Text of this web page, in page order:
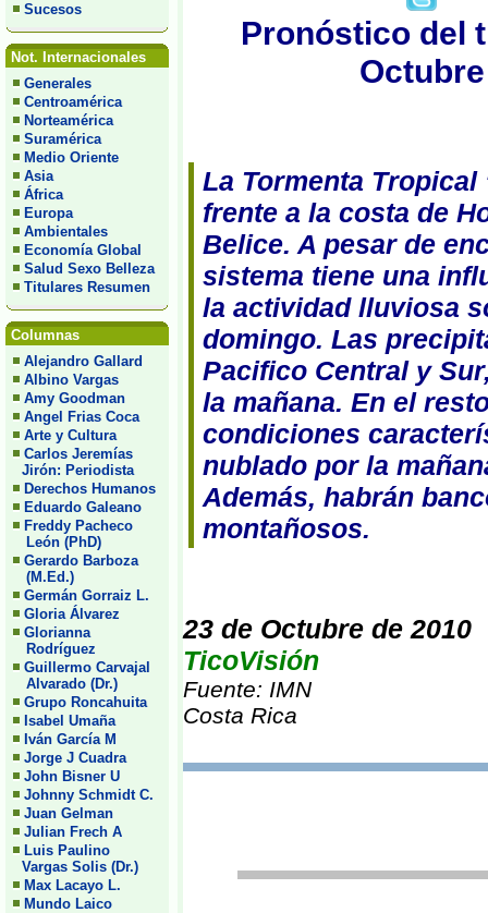
Sucesos
Not. Internacionales
Generales
Centroamérica
Norteamérica
Suramérica
Medio Oriente
Asia
África
Europa
Ambientales
Economía Global
Salud Sexo Belleza
Titulares Resumen
Columnas
Alejandro Gallard
Albino Vargas
Amy Goodman
Angel Frias Coca
Arte y Cultura
Carlos Jeremías
Jirón: Periodista
Derechos Humanos
Eduardo Galeano
Freddy Pacheco
León (PhD)
Gerardo Barboza
(M.Ed.)
Germán Gorraiz L.
Gloria Álvarez
Glorianna
Rodríguez
Guillermo Carvajal
Alvarado (Dr.)
Grupo Roncahuita
Isabel Umaña
Iván García M
Jorge J Cuadra
John Bisner U
Johnny Schmidt C.
Juan Gelman
Julian Frech A
Luis Paulino
Vargas Solis (Dr.)
Max Lacayo L.
Mundo Laico
Pronóstico del
La Tormenta
frente a la costa de
Belice. A pesar de
sistema tiene una
la actividad lluviosa
domingo. Las
Pacifico Central y
la mañana. En el
condiciones
nublado por la
Además, habrán
montañosos.
23 de Octubre de 2010
TicoVisión
Fuente: IMN
Costa Rica